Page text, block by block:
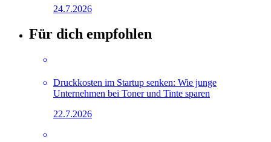
24.7.2026
Für dich empfohlen
Druckkosten im Startup senken: Wie junge
Unternehmen bei Toner und Tinte sparen
22.7.2026